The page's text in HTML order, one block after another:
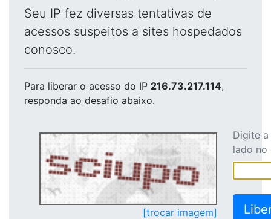
Seu IP fez diversas tentativas de
acessos suspeitos a sites hospedados
conosco.
Para liberar o acesso do IP 216.73.217.114,
responda ao desafio abaixo.
[trocar imagem]
Digite
lado no